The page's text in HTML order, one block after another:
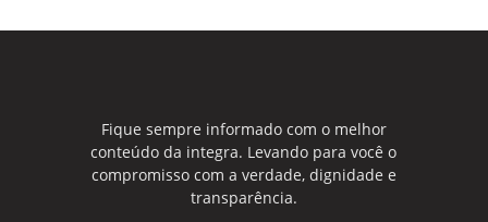
Fique sempre informado com o melhor
conteúdo da integra. Levando para você o
compromisso com a verdade, dignidade e
transparência.